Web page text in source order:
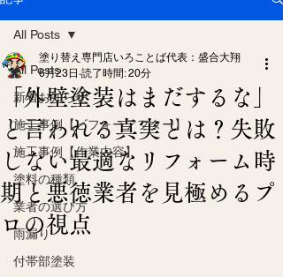
All Posts
新着お知らせ
施工事例【ビフォーアフター】
施工事例【作業内容】
塗料の種類
業者の選び方
雨漏り
付帯部塗装
All Posts
「外壁塗装はまだするな」
と言われる真実とは？失敗
しない最適なリフォーム時
期と悪徳業者を見極めるプ
ロの視点
塗り替え専門店いろことば代表：盛合大翔
6月23日 読了時間: 20分